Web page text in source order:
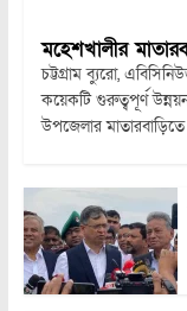
মহেশখালীর
চট্টগ্রাম ব্যুরো,
কয়েকটি গুরুত্বপূর্ণ
উপজেলার মাতারবাড়িতে